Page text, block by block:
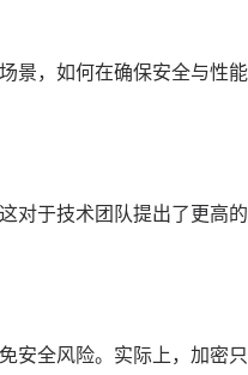
景，如何在确保安全与性
对于技术团队提出了更高
安全风险。实际上，加密